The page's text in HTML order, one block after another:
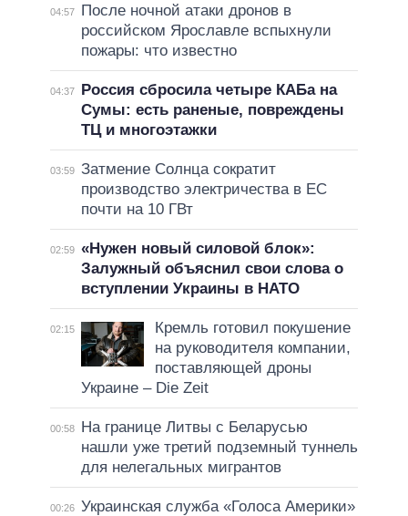
04:57
После ночной атаки дронов в
российском Ярославле вспыхнули
пожары: что известно
04:37
Россия сбросила четыре КАБа на
Сумы: есть раненые, повреждены
ТЦ и многоэтажки
03:59 Затмение Солнца сократит
производство электричества в ЕС
почти на 10 ГВт
02:59 «Нужен новый силовой блок»:
Залужный объяснил свои слова о
вступлении Украины в НАТО
02:15
Кремль готовил покушение
на руководителя компании,
поставляющей дроны
Украине – Die Zeit
00:58
На границе Литвы с Беларусью
нашли уже третий подземный туннель
для нелегальных мигрантов
00:26 Украинская служба «Голоса Америки»